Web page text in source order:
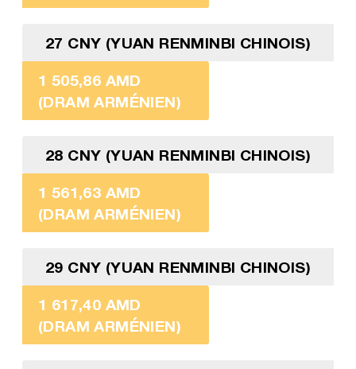
27 CNY (YUAN RENMINBI CHINOIS)
1 505,86 AMD
(DRAM ARMÉNIEN)
28 CNY (YUAN RENMINBI CHINOIS)
1 561,63 AMD
(DRAM ARMÉNIEN)
29 CNY (YUAN RENMINBI CHINOIS)
1 617,40 AMD
(DRAM ARMÉNIEN)